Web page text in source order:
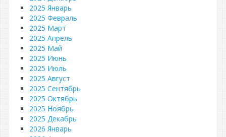
2025 Январь
2025 Февраль
2025 Март
2025 Апрель
2025 Май
2025 Июнь
2025 Июль
2025 Август
2025 Сентябрь
2025 Октябрь
2025 Ноябрь
2025 Декабрь
2026 Январь